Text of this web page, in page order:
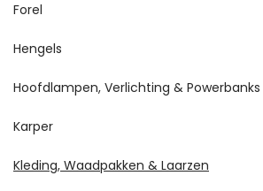
Forel
Hengels
Hoofdlampen, Verlichting & Powerbanks
Karper
Kleding, Waadpakken & Laarzen